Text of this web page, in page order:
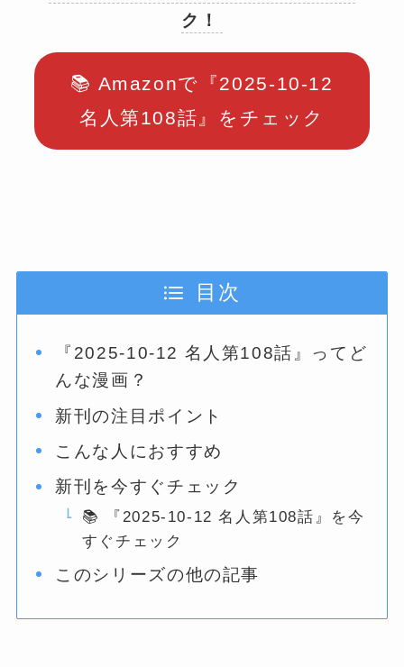
ク！
📚 Amazonで『2025-10-12
名人第108話』をチェック
目次
『2025-10-12 名人第108話』ってど
んな漫画？
新刊の注目ポイント
こんな人におすすめ
新刊を今すぐチェック
📚 『2025-10-12 名人第108話』を今
すぐチェック
このシリーズの他の記事